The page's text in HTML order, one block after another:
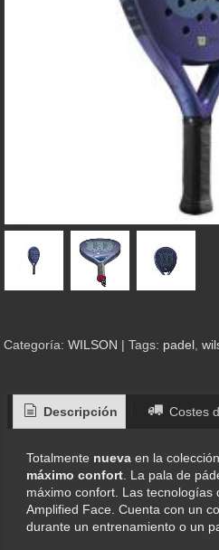
Categoría: WILSON | Tags: padel
Descripción Costes
Totalmente nueva en la
máximo confort. La pala de
máximo confort. Las tecnologías
Amplified Face. Cuenta con un
durante un entrenamiento o un